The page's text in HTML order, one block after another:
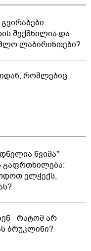
შექმნილია და
ლაბირინთები?
რომლებიც
წვიმა" -
გაფრთხილება:
ელჭექს,
- რატომ არ
ბრუკლინი?